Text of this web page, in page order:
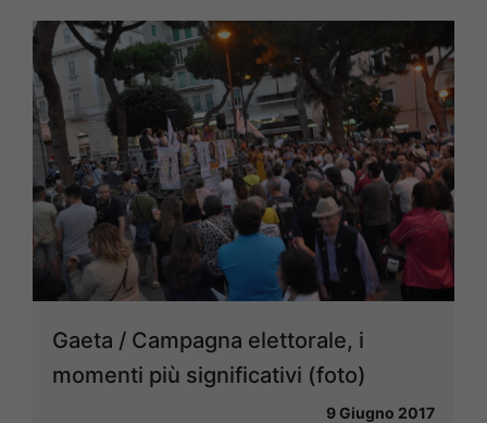
Gaeta / Campagna elettorale, i
momenti più significativi (foto)
9 Giugno 2017